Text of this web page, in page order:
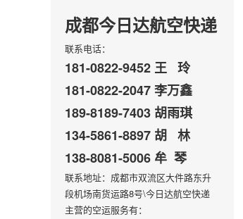
成都今日达航空快递
联系电话：
181-0822-9452 王 玲
181-0822-2047 李万鑫
189-8189-7403 胡雨琪
134-5861-8897 胡 林
138-8081-5006 牟 琴
联系地址：成都市双流区大件路东升
段机场南货运路8号\今日达航空快递
主营的空运服务有：